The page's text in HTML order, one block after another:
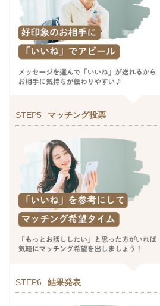
STEP5 マッチング投票
STEP6 結果発表